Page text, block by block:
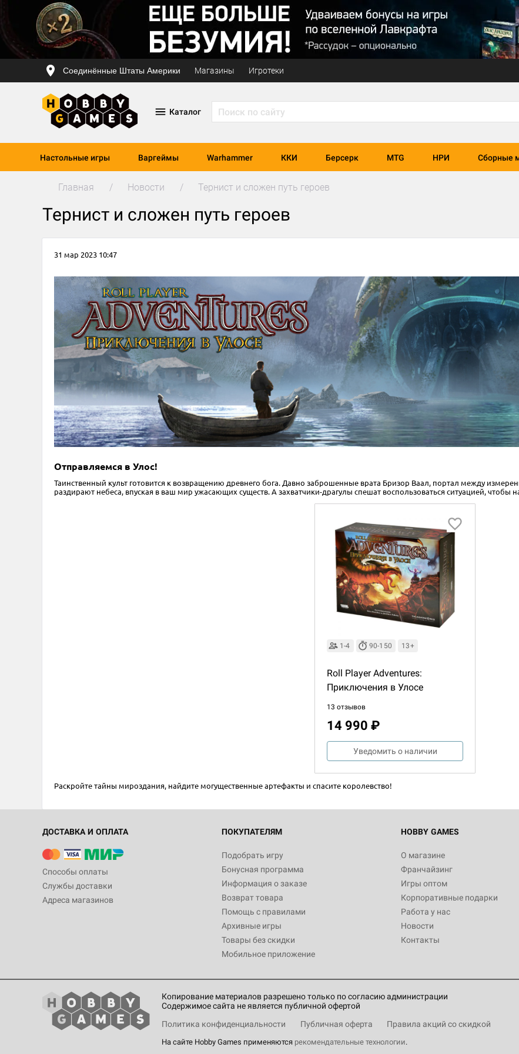
Соединённые Штаты Америки Магазины Игротеки
Каталог
Настольные игры Варгеймы Warhammer ККИ Берсерк MTG НРИ Сборные
Главная Новости Тернист и сложен путь героев
Тернист и сложен путь героев
31 мар 2023 10:47
Отправляемся в Улос!
Таинственный культ готовится к возвращению древнего бога. Давно заброшенные врата Бризор Ваал, портал между
раздирают небеса, впуская в ваш мир ужасающих существ. А захватчики-драгулы спешат воспользоваться ситуацией, чтобы
1-4 90-150 13+
Roll Player Adventures:
Приключения в Улосе
13 отзывов
14 990 ₽
Уведомить о наличии
Раскройте тайны мироздания, найдите могущественные артефакты и спасите королевство!
ДОСТАВКА И ОПЛАТА
Способы оплаты
Службы доставки
Адреса магазинов
ПОКУПАТЕЛЯМ
Подобрать игру
Бонусная программа
Информация о заказе
Возврат товара
Помощь с правилами
Архивные игры
Товары без скидки
Мобильное приложение
HOBBY GAMES
О магазине
Франчайзинг
Игры оптом
Корпоративные подарки
Работа у нас
Новости
Контакты
Копирование материалов разрешено только по согласию администрации
Содержимое сайта не является публичной офертой
Политика конфиденциальности
Публичная оферта Правила акций со скидкой
На сайте Hobby Games применяются рекомендательные технологии.